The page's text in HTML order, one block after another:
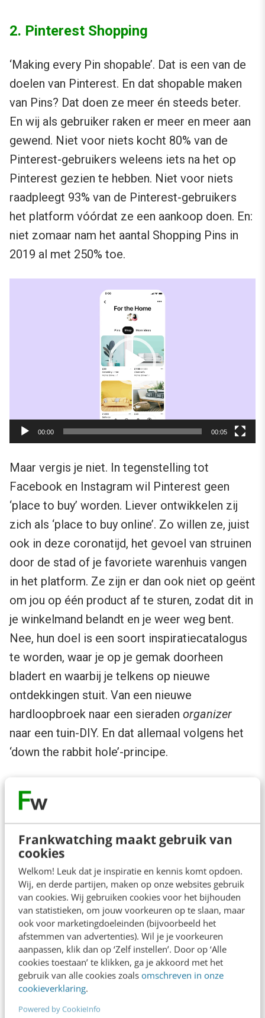
Frankwatching maakt gebruik van
cookies
Welkom! Leuk dat je inspiratie en kennis komt opdoen.
Wij, en derde partijen, maken op onze websites gebruik
van cookies. Wij gebruiken cookies voor het bijhouden
van statistieken, om jouw voorkeuren op te slaan, maar
ook voor marketingdoeleinden (bijvoorbeeld het
afstemmen van advertenties). Wil je je voorkeuren
aanpassen, klik dan op ‘Zelf instellen’. Door op ‘Alle
cookies toestaan’ te klikken, ga je akkoord met het
gebruik van alle cookies zoals omschreven in onze
cookieverklaring.
Powered by CookieInfo
2. Pinterest Shopping
‘Making every Pin shopable’. Dat is een van de
doelen van Pinterest. En dat shopable maken
van Pins? Dat doen ze meer én steeds beter.
En wij als gebruiker raken er meer en meer aan
gewend. Niet voor niets kocht 80% van de
Pinterest-gebruikers weleens iets na het op
Pinterest gezien te hebben. Niet voor niets
raadpleegt 93% van de Pinterest-gebruikers
het platform vóórdat ze een aankoop doen. En:
niet zomaar nam het aantal Shopping Pins in
2019 al met 250% toe.
00:00 00:05
Maar vergis je niet. In tegenstelling tot
Facebook en Instagram wil Pinterest geen
‘place to buy’ worden. Liever ontwikkelen zij
zich als ‘place to buy online’. Zo willen ze, juist
ook in deze coronatijd, het gevoel van struinen
door de stad of je favoriete warenhuis vangen
in het platform. Ze zijn er dan ook niet op geënt
om jou op één product af te sturen, zodat dit in
je winkelmand belandt en je weer weg bent.
Nee, hun doel is een soort inspiratiecatalogus
te worden, waar je op je gemak doorheen
bladert en waarbij je telkens op nieuwe
ontdekkingen stuit. Van een nieuwe
hardloopbroek naar een sieraden organizer
naar een tuin-DIY. En dat allemaal volgens het
‘down the rabbit hole’-principe.
introduceerde Pinterest eerder dit jaar
‘Pinterest shopping‘ in Nederland en enkele
andere landen. En eind september kondigden
ze nog nieuwe shopfunctionaliteiten aan voor
hun ‘top markets’, Groot-Brittannië en de
Verenigde Staten. Daarmee laat Pinterest zien
dat ze zich blijven ontwikkelen als
shoppingplatform voor inspiratie. Er zijn 2
nieuwe shopfunctionaliteiten binnen Pinterest:
1. Pinterest shopping in Nederland